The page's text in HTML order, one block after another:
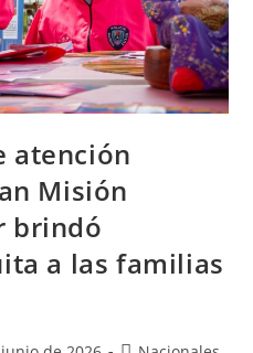
atención
Misión
brindó
a las familias